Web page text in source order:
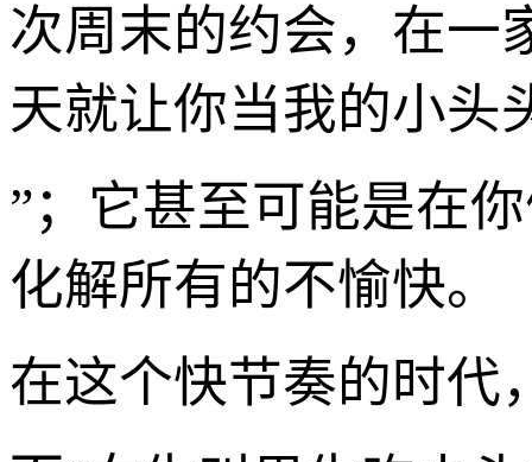
次周末的约会，在一
天就让你当我的小头
”；它甚至可能是在
化解所有的不愉快。
在这个快节奏的时